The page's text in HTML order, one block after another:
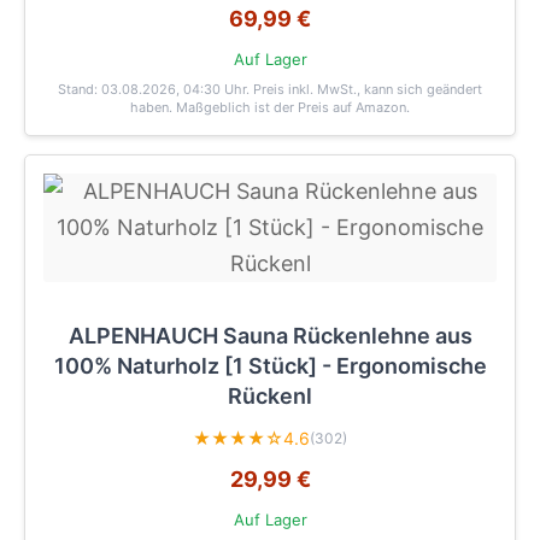
69,99 €
Auf Lager
Stand: 03.08.2026, 04:30 Uhr. Preis inkl. MwSt., kann sich geändert
haben. Maßgeblich ist der Preis auf Amazon.
ALPENHAUCH Sauna Rückenlehne aus
100% Naturholz [1 Stück] - Ergonomische
Rückenl
★★★★☆4.6(302)
29,99 €
Auf Lager